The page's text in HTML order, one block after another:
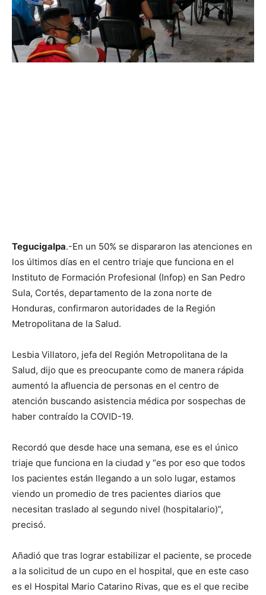
Tegucigalpa.-En un 50% se dispararon las atenciones en
los últimos días en el centro triaje que funciona en el
Instituto de Formación Profesional (Infop) en San Pedro
Sula, Cortés, departamento de la zona norte de
Honduras, confirmaron autoridades de la Región
Metropolitana de la Salud.
Lesbia Villatoro, jefa del Región Metropolitana de la
Salud, dijo que es preocupante como de manera rápida
aumentó la afluencia de personas en el centro de
atención buscando asistencia médica por sospechas de
haber contraído la COVID-19.
Recordó que desde hace una semana, ese es el único
triaje que funciona en la ciudad y “es por eso que todos
los pacientes están llegando a un solo lugar, estamos
viendo un promedio de tres pacientes diarios que
necesitan traslado al segundo nivel (hospitalario)”,
precisó.
Añadió que tras lograr estabilizar el paciente, se procede
a la solicitud de un cupo en el hospital, que en este caso
es el Hospital Mario Catarino Rivas, que es el que recibe